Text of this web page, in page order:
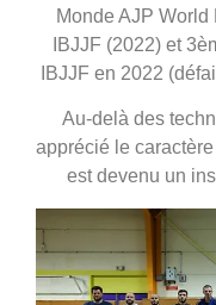
Monde AJP World
IBJJF (2022) et
IBJJF en 2022
Au-delà des
apprécié le
est devenu un